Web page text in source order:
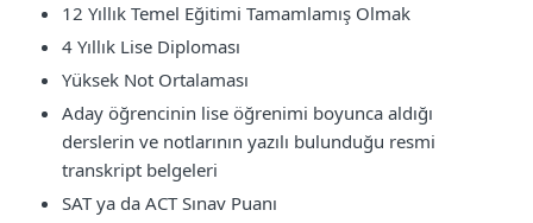
12 Yıllık Temel Eğitimi Tamamlamış Olmak
4 Yıllık Lise Diploması
Yüksek Not Ortalaması
Aday öğrencinin lise öğrenimi boyunca aldığı
derslerin ve notlarının yazılı bulunduğu resmi
transkript belgeleri
SAT ya da ACT Sınav Puanı